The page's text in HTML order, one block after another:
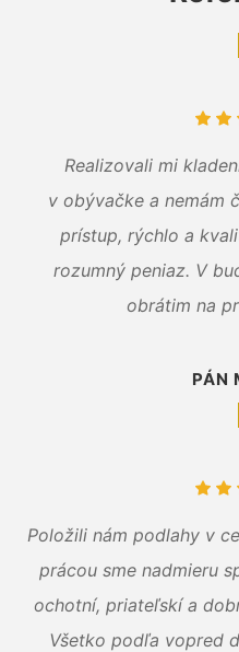
Realizovali mi
v obývačke a nemám
prístup, rýchlo a
rozumný peniaz. V
obrátim na
PÁN
Položili nám podlahy v
prácou sme nadmieru
ochotní, priateľskí a
Všetko podľa vopred